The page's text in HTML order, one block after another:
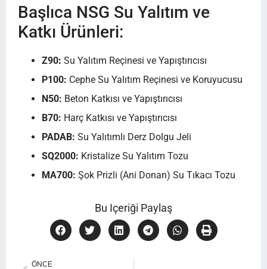
Başlıca NSG Su Yalıtım ve
Katkı Ürünleri:
Z90: Su Yalıtım Reçinesi ve Yapıştırıcısı
P100: Cephe Su Yalıtım Reçinesi ve Koruyucusu
N50: Beton Katkısı ve Yapıştırıcısı
B70: Harç Katkısı ve Yapıştırıcısı
PADAB: Su Yalıtımlı Derz Dolgu Jeli
SQ2000: Kristalize Su Yalıtım Tozu
MA700: Şok Prizli (Ani Donan) Su Tıkacı Tozu
Bu Içeriği Paylaş
ÖNCE